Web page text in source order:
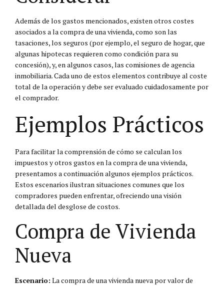
Además de los gastos mencionados, existen otros costes
asociados a la compra de una vivienda, como son las
tasaciones, los seguros (por ejemplo, el seguro de hogar, que
algunas hipotecas requieren como condición para su
concesión), y, en algunos casos, las comisiones de agencia
inmobiliaria. Cada uno de estos elementos contribuye al coste
total de la operación y debe ser evaluado cuidadosamente por
el comprador.
Ejemplos Prácticos
Para facilitar la comprensión de cómo se calculan los
impuestos y otros gastos en la compra de una vivienda,
presentamos a continuación algunos ejemplos prácticos.
Estos escenarios ilustran situaciones comunes que los
compradores pueden enfrentar, ofreciendo una visión
detallada del desglose de costos.
Compra de Vivienda
Nueva
Escenario: La compra de una vivienda nueva por valor de